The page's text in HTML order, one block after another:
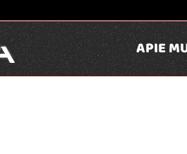
APIE